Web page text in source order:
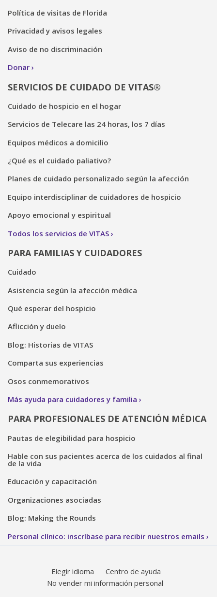
Política de visitas de Florida
Privacidad y avisos legales
Aviso de no discriminación
Donar
SERVICIOS DE CUIDADO DE VITAS®
Cuidado de hospicio en el hogar
Servicios de Telecare las 24 horas, los 7 días
Equipos médicos a domicilio
¿Qué es el cuidado paliativo?
Planes de cuidado personalizado según la afección
Equipo interdisciplinar de cuidadores de hospicio
Apoyo emocional y espiritual
Todos los servicios de VITAS
PARA FAMILIAS Y CUIDADORES
Cuidado
Asistencia según la afección médica
Qué esperar del hospicio
Aflicción y duelo
Blog: Historias de VITAS
Comparta sus experiencias
Osos conmemorativos
Más ayuda para cuidadores y familia
PARA PROFESIONALES DE ATENCIÓN MÉDICA
Pautas de elegibilidad para hospicio
Hable con sus pacientes acerca de los cuidados al final
de la vida
Educación y capacitación
Organizaciones asociadas
Blog: Making the Rounds
Personal clínico: inscríbase para recibir nuestros emails
Elegir idioma
Centro de ayuda
No vender mi información personal